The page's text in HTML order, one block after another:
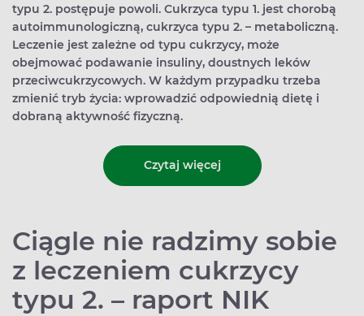
typu 2. postępuje powoli. Cukrzyca typu 1. jest chorobą
autoimmunologiczną, cukrzyca typu 2. – metaboliczną.
Leczenie jest zależne od typu cukrzycy, może
obejmować podawanie insuliny, doustnych leków
przeciwcukrzycowych. W każdym przypadku trzeba
zmienić tryb życia: wprowadzić odpowiednią dietę i
dobraną aktywność fizyczną.
Czytaj więcej
Ciągle nie radzimy sobie
z leczeniem cukrzycy
typu 2. – raport NIK